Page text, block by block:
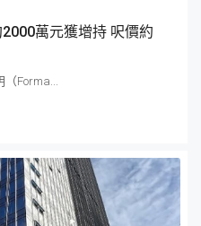
萬元獲增持 呎價約
Forma...